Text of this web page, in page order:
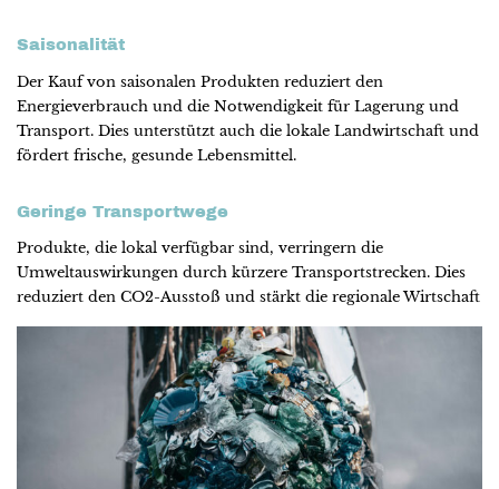
Saisonalität
Der Kauf von saisonalen Produkten reduziert den
Energieverbrauch und die Notwendigkeit für Lagerung und
Transport. Dies unterstützt auch die lokale Landwirtschaft und
fördert frische, gesunde Lebensmittel.
Geringe Transportwege
Produkte, die lokal verfügbar sind, verringern die
Umweltauswirkungen durch kürzere Transportstrecken. Dies
reduziert den CO2-Ausstoß und stärkt die regionale Wirtschaft